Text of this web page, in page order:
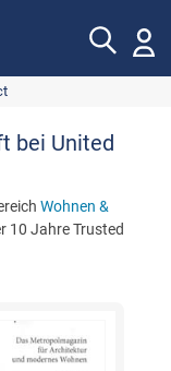
bei United
Wohnen &
10 Jahre Trusted